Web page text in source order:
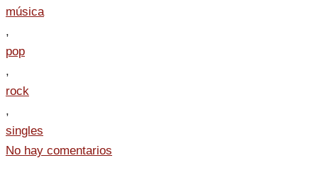
música
,
pop
,
rock
,
singles
No hay comentarios